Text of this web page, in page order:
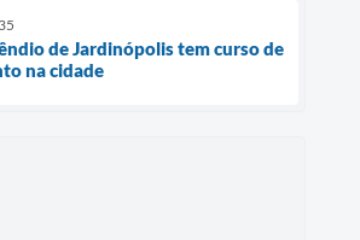
de Jardinópolis tem curso de
na cidade